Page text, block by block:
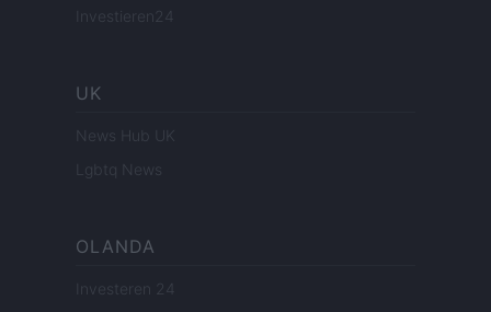
Investieren24
UK
News Hub UK
Lgbtq News
OLANDA
Investeren 24